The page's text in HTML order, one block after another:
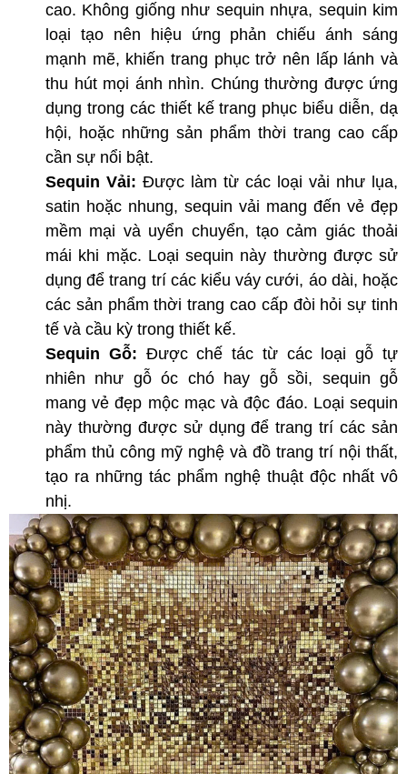
cao. Không giống như sequin nhựa, sequin kim
loại tạo nên hiệu ứng phản chiếu ánh sáng
mạnh mẽ, khiến trang phục trở nên lấp lánh và
thu hút mọi ánh nhìn. Chúng thường được ứng
dụng trong các thiết kế trang phục biểu diễn, dạ
hội, hoặc những sản phẩm thời trang cao cấp
cần sự nổi bật.
Sequin Vải: Được làm từ các loại vải như lụa,
satin hoặc nhung, sequin vải mang đến vẻ đẹp
mềm mại và uyển chuyển, tạo cảm giác thoải
mái khi mặc. Loại sequin này thường được sử
dụng để trang trí các kiểu váy cưới, áo dài, hoặc
các sản phẩm thời trang cao cấp đòi hỏi sự tinh
tế và cầu kỳ trong thiết kế.
Sequin Gỗ: Được chế tác từ các loại gỗ tự
nhiên như gỗ óc chó hay gỗ sồi, sequin gỗ
mang vẻ đẹp mộc mạc và độc đáo. Loại sequin
này thường được sử dụng để trang trí các sản
phẩm thủ công mỹ nghệ và đồ trang trí nội thất,
tạo ra những tác phẩm nghệ thuật độc nhất vô
nhị.